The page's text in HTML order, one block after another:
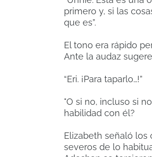
primero y, si las
que es”.
El tono era rápido
Ante la audaz
“Eri. ¡Para taparlo…!”
"O si no, incluso si
habilidad con él?
Elizabeth señaló los
severos de lo